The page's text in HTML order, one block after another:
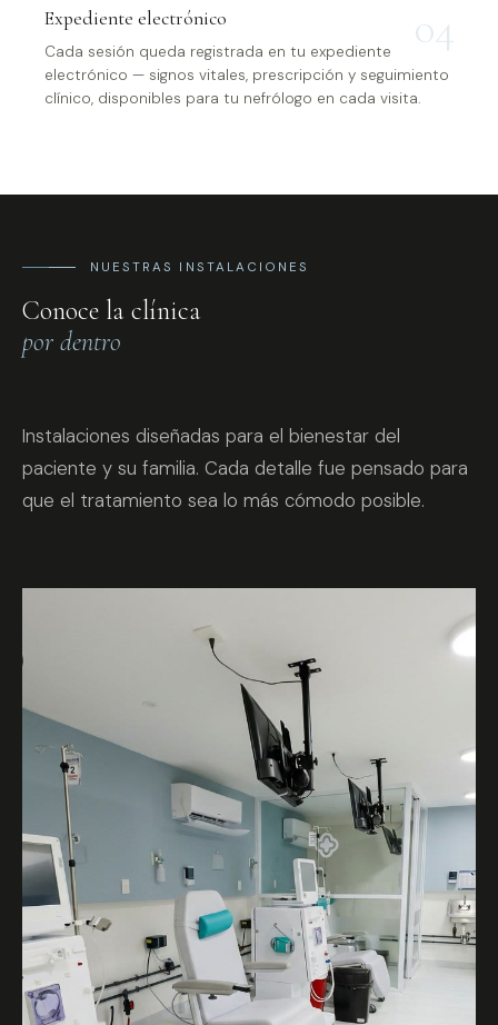
04
Expediente electrónico
Cada sesión queda registrada en tu expediente
electrónico — signos vitales, prescripción y seguimiento
clínico, disponibles para tu nefrólogo en cada visita.
NUESTRAS INSTALACIONES
Conoce la clínica
por dentro
Instalaciones diseñadas para el bienestar del
paciente y su familia. Cada detalle fue pensado para
que el tratamiento sea lo más cómodo posible.